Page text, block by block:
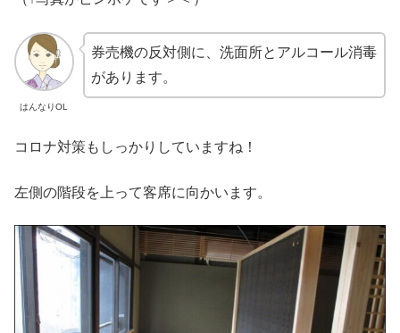
はんなりOL
券売機の反対側に、洗面所とアルコール消毒
があります。
コロナ対策もしっかりしていますね！
左側の階段を上って客席に向かいます。